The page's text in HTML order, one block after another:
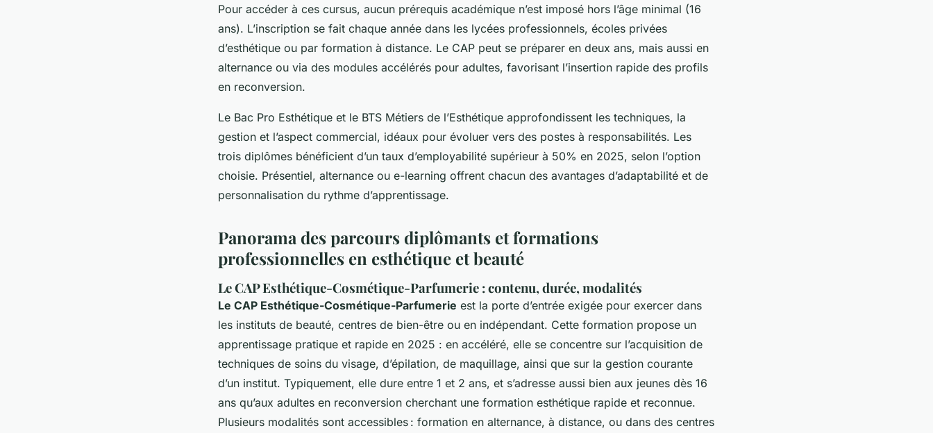
Pour accéder à ces cursus, aucun prérequis académique n’est imposé hors l’âge minimal (16
ans). L’inscription se fait chaque année dans les lycées professionnels, écoles privées
d’esthétique ou par formation à distance. Le CAP peut se préparer en deux ans, mais aussi en
alternance ou via des modules accélérés pour adultes, favorisant l’insertion rapide des profils
en reconversion.
Le Bac Pro Esthétique et le BTS Métiers de l’Esthétique approfondissent les techniques, la
gestion et l’aspect commercial, idéaux pour évoluer vers des postes à responsabilités. Les
trois diplômes bénéficient d’un taux d’employabilité supérieur à 50% en 2025, selon l’option
choisie. Présentiel, alternance ou e-learning offrent chacun des avantages d’adaptabilité et de
personnalisation du rythme d’apprentissage.
Panorama des parcours diplômants et formations
professionnelles en esthétique et beauté
Le CAP Esthétique-Cosmétique-Parfumerie : contenu, durée, modalités
Le CAP Esthétique-Cosmétique-Parfumerie est la porte d’entrée exigée pour exercer dans
les instituts de beauté, centres de bien-être ou en indépendant. Cette formation propose un
apprentissage pratique et rapide en 2025 : en accéléré, elle se concentre sur l’acquisition de
techniques de soins du visage, d’épilation, de maquillage, ainsi que sur la gestion courante
d’un institut. Typiquement, elle dure entre 1 et 2 ans, et s’adresse aussi bien aux jeunes dès 16
ans qu’aux adultes en reconversion cherchant une formation esthétique rapide et reconnue.
Plusieurs modalités sont accessibles : formation en alternance, à distance, ou dans des centres